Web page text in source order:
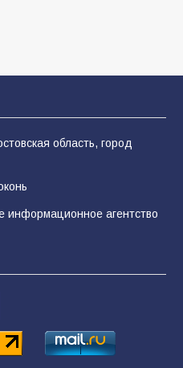
дорожные работы
России в 2026 году
дали ответ
освоили
в ходе
область, город
информационное агентство